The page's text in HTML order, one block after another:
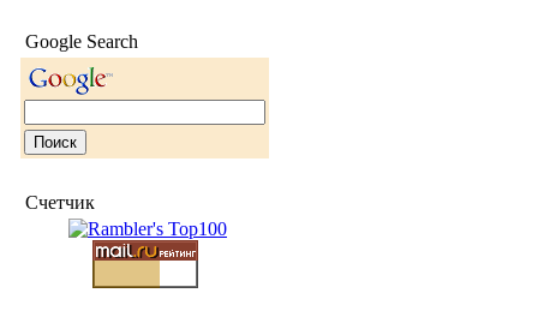
Google Search
Счетчик